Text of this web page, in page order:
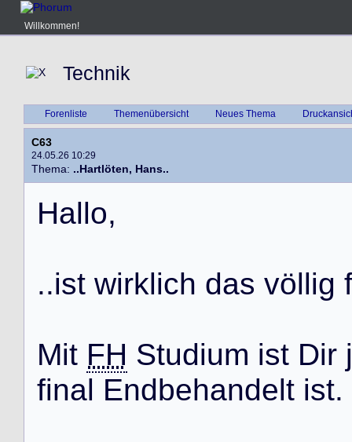
Willkommen!
Technik
Forenliste Themenübersicht Neues Thema
C63
24.05.26 10:29
Thema: ..Hartlöten, Hans..
Hallo,
..ist wirklich das völlig f
Mit FH Studium ist Dir j
final Endbehandelt ist.